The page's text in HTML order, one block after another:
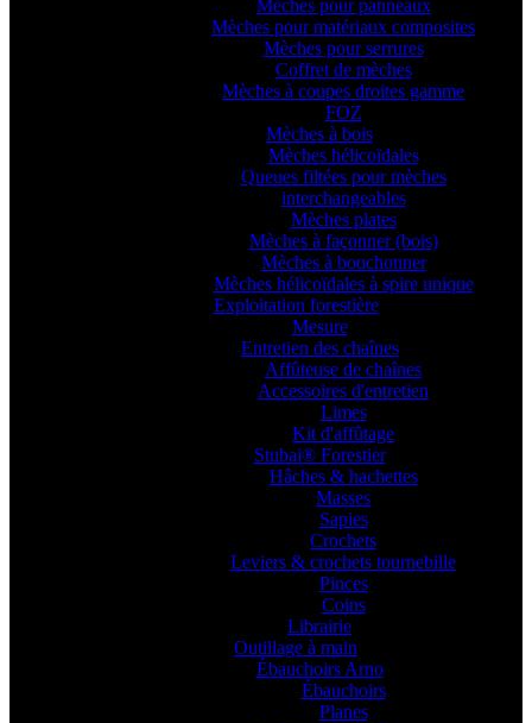
Mèches pour panneaux
Mèches pour matériaux composites
Mèches pour serrures
Coffret de mèches
Mèches à coupes droites gamme
FOZ
Mèches à bois
Mèches hélicoïdales
Queues filtées pour mèches
interchangeables
Mèches plates
Mèches à façonner (bois)
Mèches à bouchonner
Mèches hélicoïdales à spire unique
Exploitation forestière
Mesure
Entretien des chaînes
Affûteuse de chaînes
Accessoires d'entretien
Limes
Kit d'affûtage
Stubai® Forestier
Hâches & hachettes
Masses
Sapies
Crochets
Leviers & crochets tournebille
Pinces
Coins
Librairie
Outillage à main
Ébauchoirs Arno
Ébauchoirs
Planes